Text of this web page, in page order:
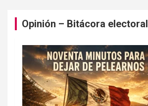
Opinión – Bitácora electoral